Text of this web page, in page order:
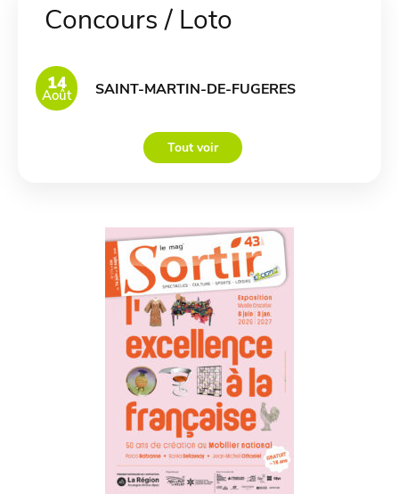
Concours / Loto
14
Août SAINT-MARTIN-DE-FUGERES
Tout voir